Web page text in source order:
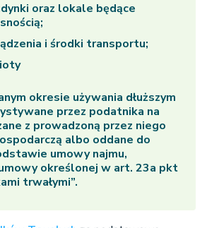
oraz lokale będące
i środki transportu;
okresie używania dłuższym
przez podatnika na
z prowadzoną przez niego
albo oddane do
umowy najmu,
określonej w art. 23a pkt
trwałymi”.